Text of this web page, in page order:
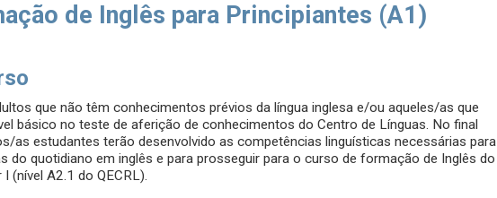
de Inglês para Principiantes (A1)
que não têm conhecimentos prévios da língua inglesa e/ou aqueles/as que
básico no teste de aferição de conhecimentos do Centro de Línguas. No final
as estudantes terão desenvolvido as competências linguísticas necessárias para
do quotidiano em inglês e para prosseguir para o curso de formação de Inglês do
(nível A2.1 do QECRL).